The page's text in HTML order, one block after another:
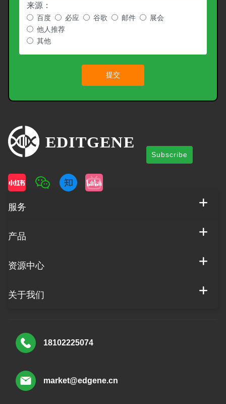
来源：
百度 必应 谷歌 邮件
展会
他人推荐
其他
提交
Subscribe
服务
产品
资源中心
关于我们
18102225074
market@edgene.cn